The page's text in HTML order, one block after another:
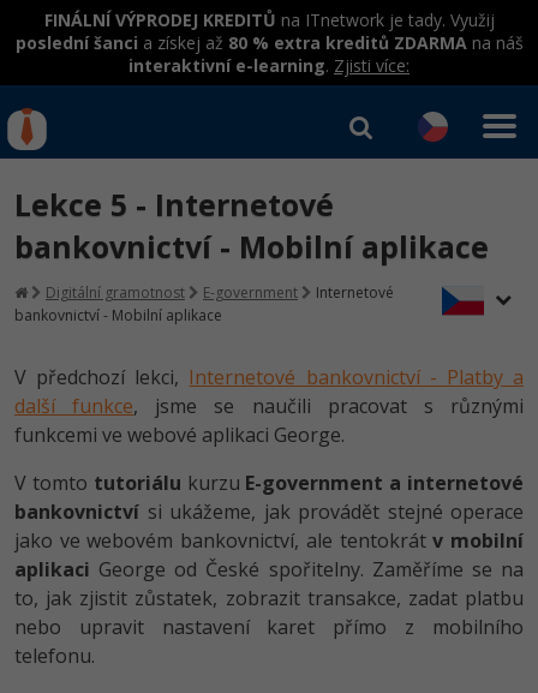
FINÁLNÍ VÝPRODEJ KREDITŮ na ITnetwork je tady. Využij
poslední šanci a získej až 80 % extra kreditů ZDARMAna náš
interaktivní e-learning. Zjisti více:
Rekvalifikace a kurzy
hrazené úřadem práce
Workshopy zdarma
Datová analýza v praxi
Školení
Základy programování
Umělá inteligence
HTML5, CSS3, Bootstrap, SEO
SQL a databáze
Školení dle technologií
C# .NET
Java
PHP
Kurzy IT profesí
Junior programátor
Programátor WWW aplikací
Senior programátor
Front-end developer
Vývojář mobilních aplikací
Specialista na AI a bigdata
Jak začít?
Java -80%
C#.NET -80%
-80%
JavaScript -80%
Kurzy e-commerce
Testování softwaru
Datová analýza
Digitální gramotnost
Marketing -30%
Přihlásit se | Registrovat
Lekce 5 - Internetové
bankovnictví - Mobilní aplikace
Digitální gramotnost E-government
Internetové
bankovnictví - Mobilní aplikace
V předchozí lekci, Internetové bankovnictví - Platby a
další funkce, jsme se naučili pracovat s různými
funkcemi ve webové aplikaci George.
V tomto tutoriálu kurzu E-government a internetové
bankovnictví si ukážeme, jak provádět stejné operace
jako ve webovém bankovnictví, ale tentokrátv mobilní
aplikaci George od České spořitelny. Zaměříme se na
to, jak zjistit zůstatek, zobrazit transakce, zadat platbu
nebo upravit nastavení karet přímo z mobilního
telefonu.